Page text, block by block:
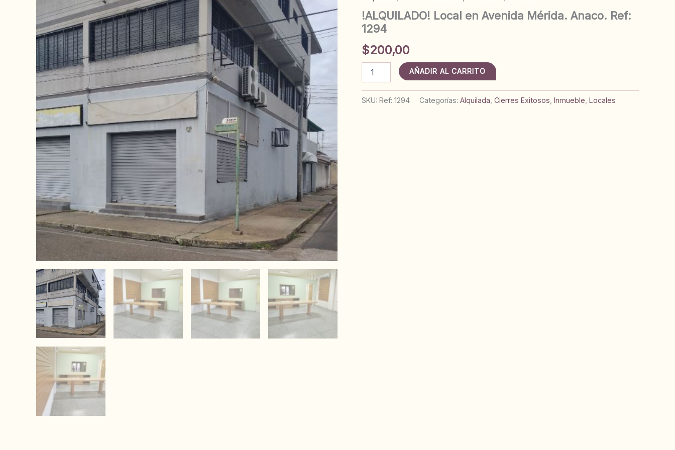
!ALQUILADO! Local en Avenida Mérida. Anaco. Ref:
1294
$200,00
!ALQUILADO!
Local
Avenida
AÑADIR AL CARRITO
SKU: Ref: 1294 Categorías: Alquilada Cierres Exitosos Inmueble Locales